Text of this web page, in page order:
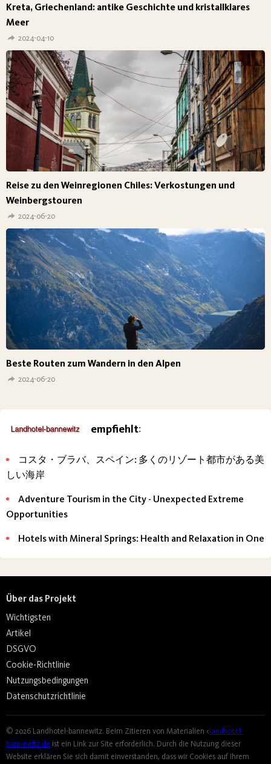
Kreta, Griechenland: antike Geschichte und kristallklares
Meer
2024-04-10
Reise zu den Weinregionen Chiles: Verkostungen und
Weinbergstouren
2024-06-20
Beste Routen zum Wandern in den Alpen
2024-06-20
empfiehlt:
コスタ・ブラバ、スペイン: 多くのリゾート都市がある美
しい海岸
Adventure Tourism in the City - Unexpected Extreme
Opportunities
Hotels with Mineral Springs: Health and Relaxation in One
Über das Projekt
Wichtigsten
Artikel
DSGVO
Cookie-Richtlinie
Nutzungsbedingungen
Datenschutzrichtlinie
© 2026 Landhotel-bannewitz. Beim Zitieren von Materialien < landhotel-
bannewitz.de ist ein Link zur Site erforderlich. Durch die Nutzung dieser
Website erklären Sie sich damit einverstanden, dass wir Cookies auf Ihrem